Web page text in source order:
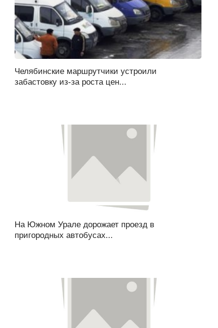
Челябинские маршрутчики устроили
забастовку из-за роста цен...
На Южном Урале дорожает проезд в
пригородных автобусах...